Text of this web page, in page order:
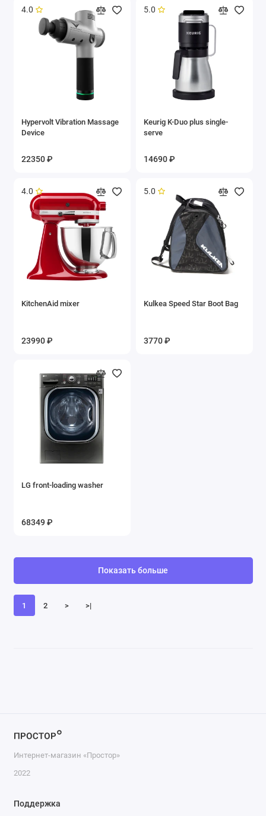
4.0
Hypervolt Vibration Massage
Device
22350 ₽
5.0
Keurig K-Duo plus single-
serve
14690 ₽
4.0
KitchenAid mixer
23990 ₽
5.0
Kulkea Speed Star Boot Bag
3770 ₽
LG front-loading washer
68349 ₽
1 2 > >|
Показать больше
Интернет-магазин «Простор»
2022
Поддержка